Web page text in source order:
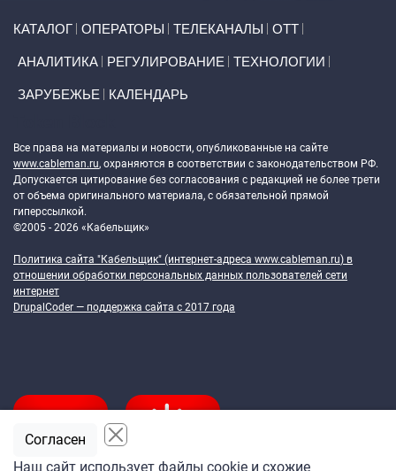
КАТАЛОГ ОПЕРАТОРЫ ТЕЛЕКАНАЛЫ ОТТ
АНАЛИТИКА РЕГУЛИРОВАНИЕ ТЕХНОЛОГИИ
ЗАРУБЕЖЬЕ КАЛЕНДАРЬ
Все права на материалы и новости, опубликованные на сайте
www.cableman.ru, охраняются в соответствии с законодательством РФ.
Допускается цитирование без согласования с редакцией не более трети
от объема оригинального материала, с обязательной прямой
гиперссылкой.
©2005 - 2026 «Кабельщик»
Политика сайта "Кабельщик" (интернет-адреса www.cableman.ru) в
отношении обработки персональных данных пользователей сети
интернет
DrupalCoder — поддержка сайта c 2017 года
Наш сайт использует файлы cookie и схожие
Согласен